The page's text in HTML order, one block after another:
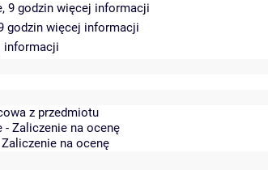
9 godzin więcej informacji
godzin więcej informacji
informacji
z przedmiotu
Zaliczenie na ocenę
na ocenę